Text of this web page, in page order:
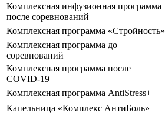
Комплексная инфузионная программа
после соревнований
Комплексная программа «Стройность»
Комплексная программа до
соревнований
Комплексная программа после
COVID-19
Комплексная программа AntiStress+
Капельница «Комплекс АнтиБоль»